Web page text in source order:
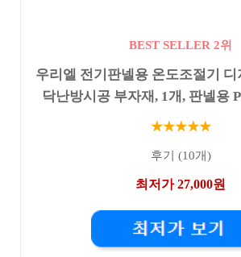
BEST SELLER 2위
우리엘 전기판넬용 온도조절기
닥난방시공 부자재, 1개, 판넬용
★★★★★
후기 (10개)
최저가 27,000원